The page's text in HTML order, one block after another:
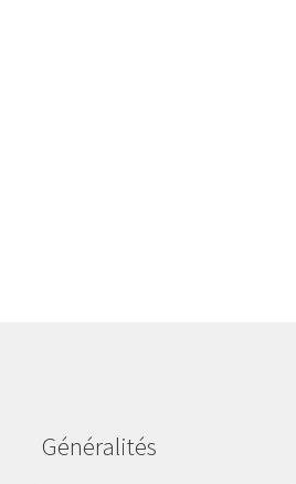
Généralités